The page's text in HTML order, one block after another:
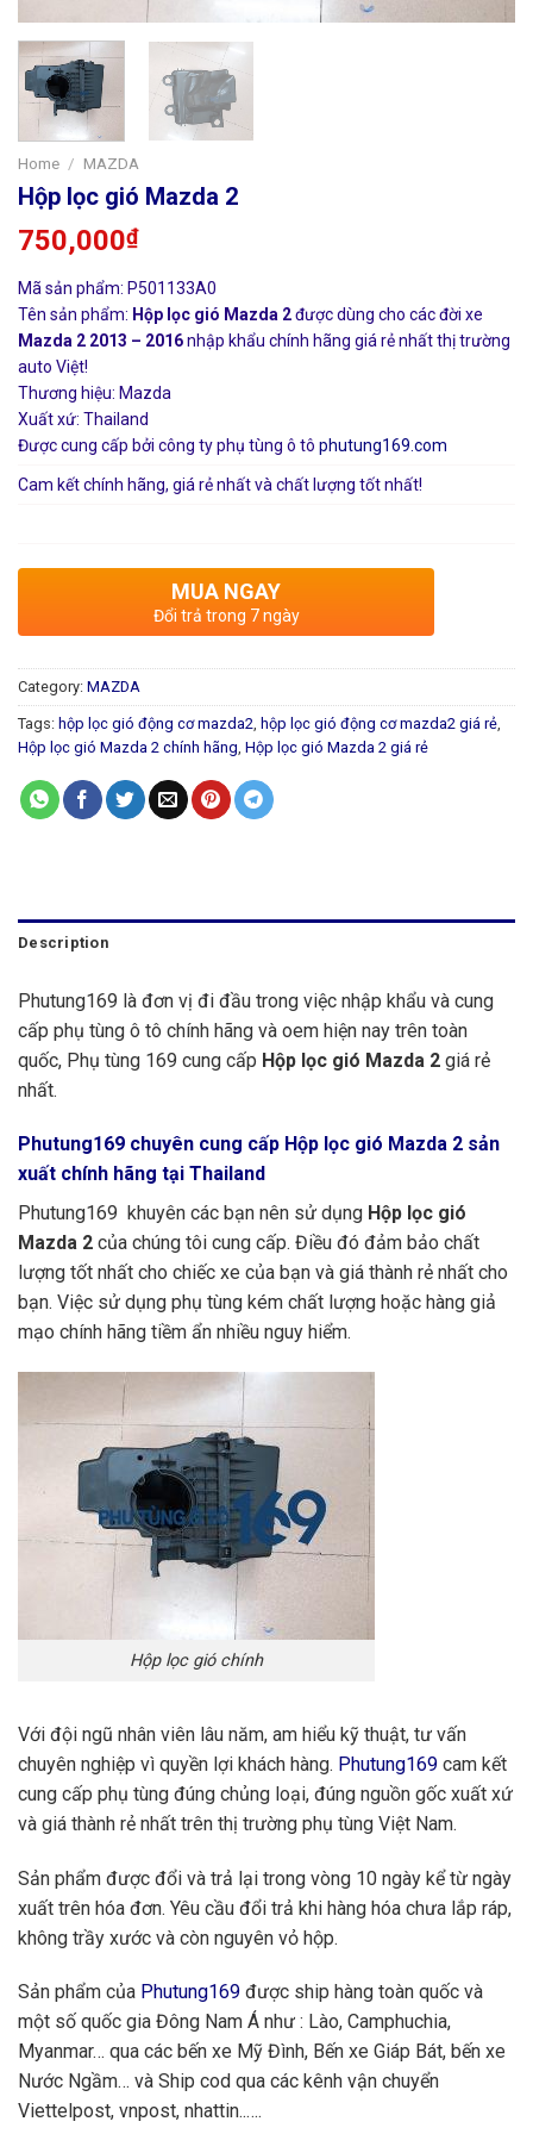
Home / MAZDA
Hộp lọc gió Mazda 2
750,000₫
Mã sản phẩm: P501133A0
Tên sản phẩm: Hộp lọc gió Mazda 2được dùng cho các đời xe
Mazda 2 2013 – 2016nhập khẩu chính hãng giá rẻ nhất thị trường
auto Việt!
Thương hiệu: Mazda
Xuất xứ: Thailand
Được cung cấp bởi công ty phụ tùng ô tô phutung169.com
Cam kết chính hãng, giá rẻ nhất và chất lượng tốt nhất!
MUA NGAY
Đổi trả trong 7 ngày
Category: MAZDA
Tags: hộp lọc gió động cơ mazda2 hộp lọc gió động cơ mazda2 giá rẻ
Hộp lọc gió Mazda 2 chính hãng Hộp lọc gió Mazda 2 giá rẻ
Description
Phutung169 là đơn vị đi đầu trong việc nhập khẩu và cung
cấp phụ tùng ô tô chính hãng và oem hiện nay trên toàn
quốc, Phụ tùng 169 cung cấp Hộp lọc gió Mazda 2 giá rẻ
nhất.
Phutung169 chuyên cung cấp Hộp lọc gió Mazda 2 sản
xuất chính hãng tại Thailand
Phutung169 khuyên các bạn nên sử dụng Hộp lọc gió
Mazda 2 của chúng tôi cung cấp. Điều đó đảm bảo chất
lượng tốt nhất cho chiếc xe của bạn và giá thành rẻ nhất cho
bạn. Việc sử dụng phụ tùng kém chất lượng hoặc hàng giả
mạo chính hãng tiềm ẩn nhiều nguy hiểm.
Hộp lọc gió chính
Với đội ngũ nhân viên lâu năm, am hiểu kỹ thuật, tư vấn
chuyên nghiệp vì quyền lợi khách hàng. Phutung169 cam kết
cung cấp phụ tùng đúng chủng loại, đúng nguồn gốc xuất xứ
và giá thành rẻ nhất trên thị trường phụ tùng Việt Nam.
Sản phẩm được đổi và trả lại trong vòng 10 ngày kể từ ngày
xuất trên hóa đơn. Yêu cầu đổi trả khi hàng hóa chưa lắp ráp,
không trầy xước và còn nguyên vỏ hộp.
Sản phẩm của Phutung169 được ship hàng toàn quốc và
một số quốc gia Đông Nam Á như : Lào, Camphuchia,
Myanmar… qua các bến xe Mỹ Đình, Bến xe Giáp Bát, bến xe
Nước Ngầm… và Ship cod qua các kênh vận chuyển
Viettelpost, vnpost, nhattin..….